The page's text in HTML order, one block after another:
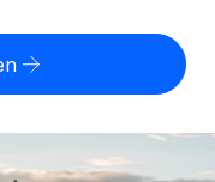
Freelancer:innen
von